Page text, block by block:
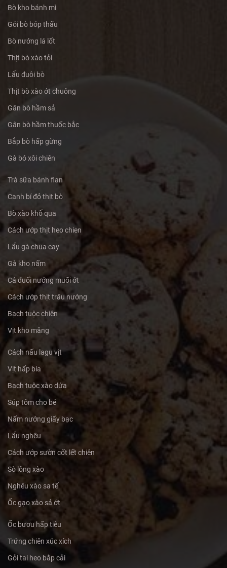
Bò kho bánh mì
Gỏi bò bóp thấu
Bò nướng lá lốt
Thịt bò xào tỏi
Lẩu đuôi bò
Thịt bò xào ớt chuông
Gân bò hầm sả
Gân bò hầm thuốc bắc
Bắp bò hấp gừng
Gà bó xôi chiên
Trà sữa bánh flan
Canh bí đỏ thịt bò
Bò xào khổ qua
Cách ướp thịt heo chien
Lẩu gà chua cay
Gà kho nấm
Cá đuối nướng muối ớt
Cách ướp thịt trâu nướng
Bạch tuộc chiên
Vịt kho măng
Cách nấu lagu vịt
Vịt hấp bia
Bạch tuộc xào dứa
Súp tôm cho bé
Nấm nướng giấy bạc
Lẩu nghêu
Cách ướp sườn cốt lết chiên
Sò lông xào
Nghêu xào sa tế
Ốc gạo xào sả ớt
Ốc bươu hấp tiêu
Trứng chiên xúc xích
Gỏi tai heo bắp cải